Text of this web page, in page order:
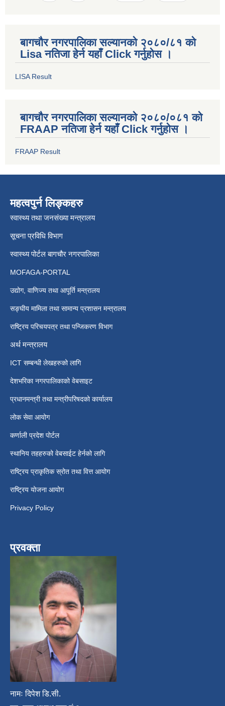
बागचौर नगरपालिका सल्यानको २०८०/८१ को
Lisa नतिजा हेर्न यहाँ Click गर्नुहोस ।
LISA Result
बागचौर नगरपालिका सल्यानको २०८०/०८१ को
FRAAP नतिजा हेर्न यहाँ Click गर्नुहोस ।
FRAAP Result
महत्वपुर्न लिङ्कहरु
स्वास्थ्य तथा जनसंख्या मन्त्रालय
सूचना प्रविधि विभाग
स्वास्थ्य पोर्टल बागचौर नगरपालिका
MOFAGA-PORTAL
उद्योग, वाणिज्य तथा आपूर्ति मन्त्रालय
सङ्घीय मामिला तथा सामान्य प्रशासन मन्त्रालय
राष्ट्रिय परिचयपत्र तथा पन्जिकरण विभाग
अर्थ मन्त्रालय
ICT सम्बन्धी लेखहरुको लागि
देशभरिका नगरपालिकाको वेबसाइट
प्रधानमन्त्री तथा मन्त्रीपरिषदको कार्यालय
लोक सेवा आयोग
कर्णाली प्रदेश पोर्टल
स्थानिय तहहरुको वेबसाईट हेर्नको लागि
राष्ट्रिय प्राकृतिक स्रोत तथा वित्त आयोग
राष्ट्रिय योजना आयोग
Privacy Policy
प्रवक्ता
नामः दिपेश डि.सी.